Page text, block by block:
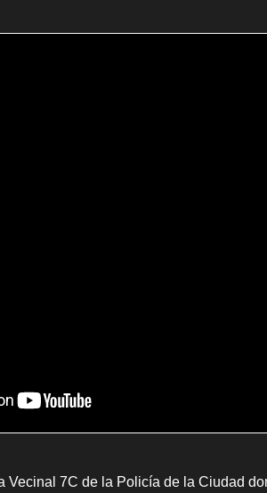
Vecinal 7C de la Policía de la Ciudad